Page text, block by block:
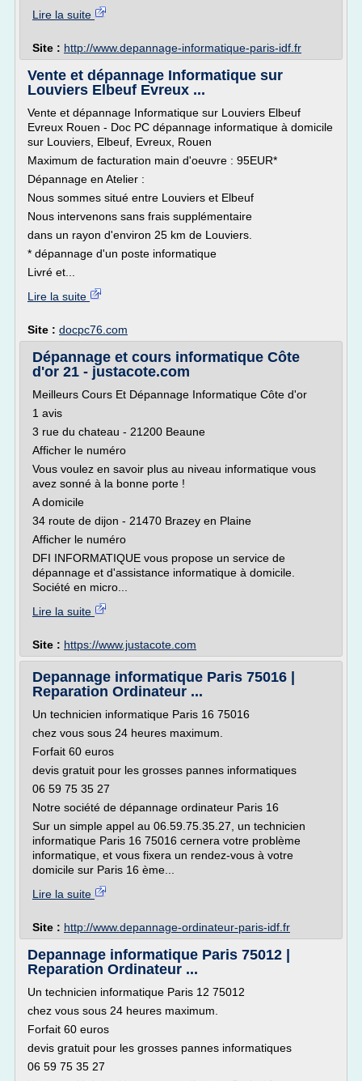
Lire la suite
Site : http://www.depannage-informatique-paris-idf.fr
Vente et dépannage Informatique sur
Louviers Elbeuf Evreux ...
Vente et dépannage Informatique sur Louviers Elbeuf
Evreux Rouen - Doc PC dépannage informatique à domicile
sur Louviers, Elbeuf, Evreux, Rouen
Maximum de facturation main d'oeuvre : 95EUR*
Dépannage en Atelier :
Nous sommes situé entre Louviers et Elbeuf
Nous intervenons sans frais supplémentaire
dans un rayon d'environ 25 km de Louviers.
* dépannage d'un poste informatique
Livré et...
Lire la suite
Site : docpc76.com
Dépannage et cours informatique Côte
d'or 21 - justacote.com
Meilleurs Cours Et Dépannage Informatique Côte d'or
1 avis
3 rue du chateau - 21200 Beaune
Afficher le numéro
Vous voulez en savoir plus au niveau informatique vous
avez sonné à la bonne porte !
A domicile
34 route de dijon - 21470 Brazey en Plaine
Afficher le numéro
DFI INFORMATIQUE vous propose un service de
dépannage et d'assistance informatique à domicile.
Société en micro...
Lire la suite
Site : https://www.justacote.com
Depannage informatique Paris 75016 |
Reparation Ordinateur ...
Un technicien informatique Paris 16 75016
chez vous sous 24 heures maximum.
Forfait 60 euros
devis gratuit pour les grosses pannes informatiques
06 59 75 35 27
Notre société de dépannage ordinateur Paris 16
Sur un simple appel au 06.59.75.35.27, un technicien
informatique Paris 16 75016 cernera votre problème
informatique, et vous fixera un rendez-vous à votre
domicile sur Paris 16 ème...
Lire la suite
Site : http://www.depannage-ordinateur-paris-idf.fr
Depannage informatique Paris 75012 |
Reparation Ordinateur ...
Un technicien informatique Paris 12 75012
chez vous sous 24 heures maximum.
Forfait 60 euros
devis gratuit pour les grosses pannes informatiques
06 59 75 35 27